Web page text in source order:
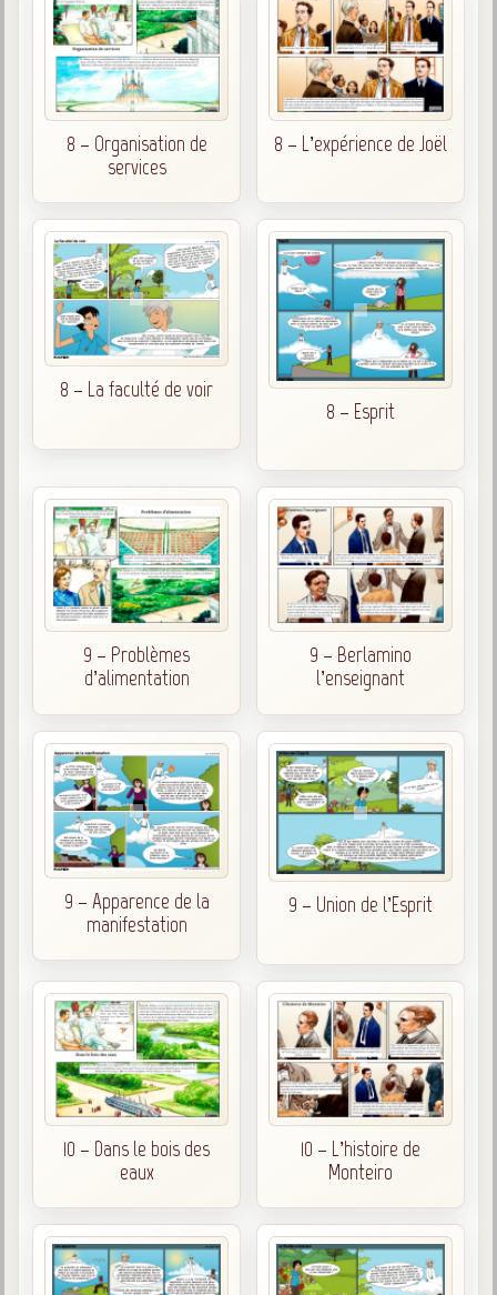
8 – Organisation de
services
8 – L’expérience de Joël
8 – La faculté de voir
8 – Esprit
9 – Problèmes
d’alimentation
9 – Berlamino
l’enseignant
9 – Apparence de la
manifestation
9 – Union de l’Esprit
10 – Dans le bois des
eaux
10 – L’histoire de
Monteiro